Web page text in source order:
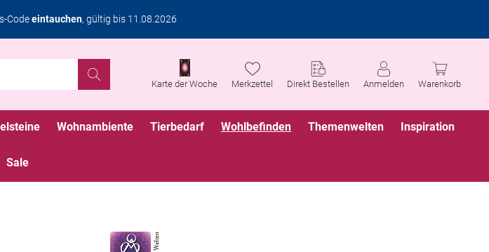
Codeeintauchen, gültig bis 11.08.2026
Karte der Woche Merkzettel Direkt Bestellen Anmelden Warenkorb
Wohnambiente Tierbedarf Wohlbefinden Themenwelten Inspiration
Sale